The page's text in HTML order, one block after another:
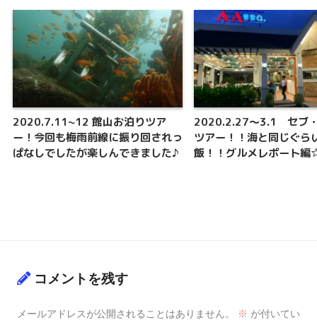
2020.7.11~12 館山お泊りツア
ー！今回も梅雨前線に振り回されっ
ぱなしでしたが楽しんできました♪
2020.2.27～3.1 セブ
ツアー！！海と同じぐら
飯！！グルメレポート
コメントを残す
メールアドレスが公開されることはありません。 ※ が付いてい